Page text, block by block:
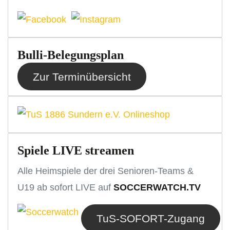
Bulli-Belegungsplan
Zur Terminübersicht
Spiele LIVE streamen
Alle Heimspiele der drei Senioren-Teams &
U19 ab sofort LIVE aufSOCCERWATCH.TV
TuS-SOFORT-Zugang